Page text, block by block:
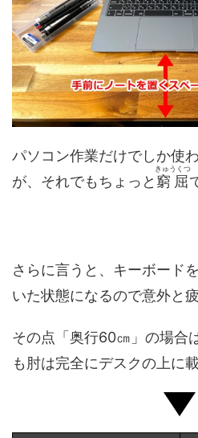
パソコン作業だけでしか使
が、それでもちょっと 窮屈
きゅうくつ
さらに言うと、キーボード
いた状態になるので意外と疲
その点「奥行60㎝」の場合
も肘は完全にデスクの上に